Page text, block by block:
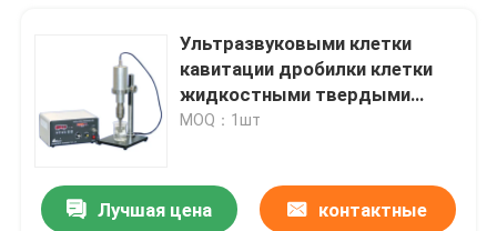
Ультразвуковыми клетки
кавитации дробилки клетки
жидкостными твердыми
сломанные частицами
MOQ：1шт
Лучшая цена контактные